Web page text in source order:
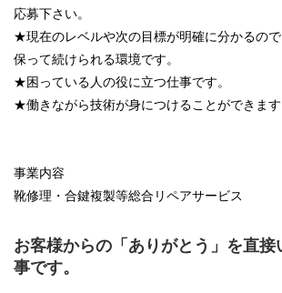
応募下さい。
★現在のレベルや次の目標が明確に分かるの
保って続けられる環境です。
★困っている人の役に立つ仕事です。
★働きながら技術が身につけることができます
事業内容
靴修理・合鍵複製等総合リペアサービス
お客様からの「ありがとう」を直接
事です。